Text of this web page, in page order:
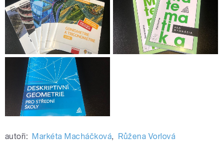
autoři: Markéta Macháčková, Růžena Vorlová